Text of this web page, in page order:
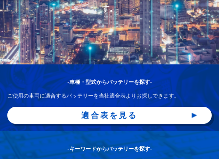
す。
-車種・型式からバッテリーを探す-
ご使用の車両に適合するバッテリーを当社適合表よりお探しできます。
適合表を見る
-キーワードからバッテリーを探す-